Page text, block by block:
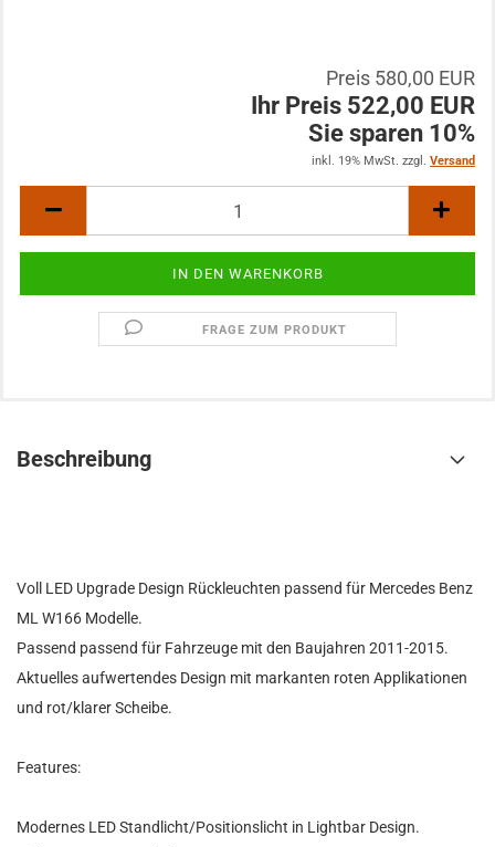
Preis 580,00 EUR
Ihr Preis 522,00 EUR
Sie sparen 10%
inkl. 19% MwSt. zzgl. Versand
FRAGE ZUM PRODUKT
Beschreibung
Voll LED Upgrade Design Rückleuchten passend für Mercedes Benz
ML W166 Modelle.
Passend passend für Fahrzeuge mit den Baujahren 2011-2015.
Aktuelles aufwertendes Design mit markanten roten Applikationen
und rot/klarer Scheibe.
Features:
Modernes LED Standlicht/Positionslicht in Lightbar Design.